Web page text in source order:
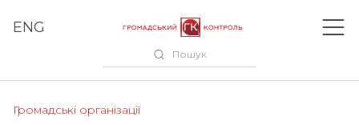
ENG
Пошук
Громадські організації